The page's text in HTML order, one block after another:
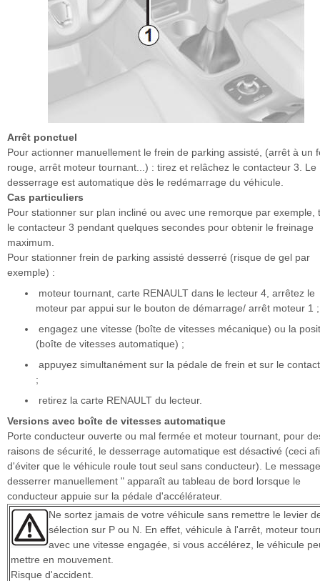
Arrêt ponctuel
Pour actionner manuellement le frein de parking assisté, (arrêt à un
rouge, arrêt moteur tournant...) : tirez et relâchez le contacteur 3. Le
desserrage est automatique dès le redémarrage du véhicule.
Cas particuliers
Pour stationner sur plan incliné ou avec une remorque par exemple,
le contacteur 3 pendant quelques secondes pour obtenir le freinage
maximum.
Pour stationner frein de parking assisté desserré (risque de gel par
exemple) :
moteur tournant, carte RENAULT dans le lecteur 4, arrêtez le
moteur par appui sur le bouton de démarrage/ arrêt moteur 1 ;
engagez une vitesse (boîte de vitesses mécanique) ou la
(boîte de vitesses automatique) ;
appuyez simultanément sur la pédale de frein et sur le
;
retirez la carte RENAULT du lecteur.
Versions avec boîte de vitesses automatique
Porte conducteur ouverte ou mal fermée et moteur tournant, pour
raisons de sécurité, le desserrage automatique est désactivé (ceci
d'éviter que le véhicule roule tout seul sans conducteur). Le
desserrer manuellement " apparaît au tableau de bord lorsque le
conducteur appuie sur la pédale d'accélérateur.
Ne sortez jamais de votre véhicule sans remettre le levier
sélection sur P ou N. En effet, véhicule à l'arrêt, moteur
avec une vitesse engagée, si vous accélérez, le véhicule
mettre en mouvement.
Risque d'accident.